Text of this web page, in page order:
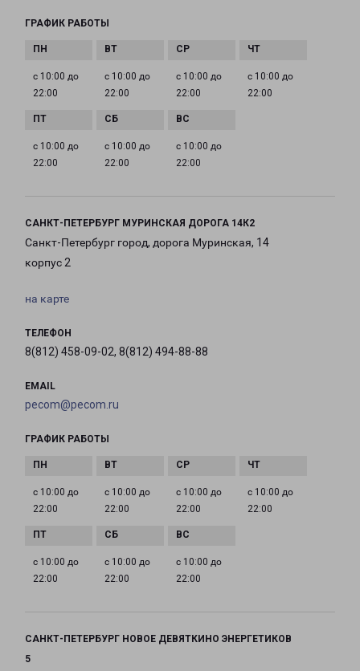
ГРАФИК РАБОТЫ
с 10:00 до
22:00
с 10:00 до
22:00
с 10:00 до
22:00
с 10:00 до
22:00
с 10:00 до
22:00
с 10:00 до
22:00
с 10:00 до
22:00
САНКТ-ПЕТЕРБУРГ МУРИНСКАЯ ДОРОГА 14К2
Санкт-Петербург город, дорога Муринская, 14
корпус 2
на карте
ТЕЛЕФОН
8(812) 458-09-02, 8(812) 494-88-88
EMAIL
pecom@pecom.ru
ГРАФИК РАБОТЫ
с 10:00 до
22:00
с 10:00 до
22:00
с 10:00 до
22:00
с 10:00 до
22:00
с 10:00 до
22:00
с 10:00 до
22:00
с 10:00 до
22:00
САНКТ-ПЕТЕРБУРГ НОВОЕ ДЕВЯТКИНО ЭНЕРГЕТИКОВ
5